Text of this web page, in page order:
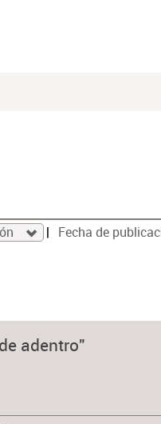
Fecha de
adentro"